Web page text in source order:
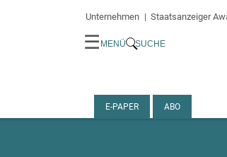
Unternehmen Staatsanzeiger
☰ MENÜ SUCHE
E-PAPER ABO